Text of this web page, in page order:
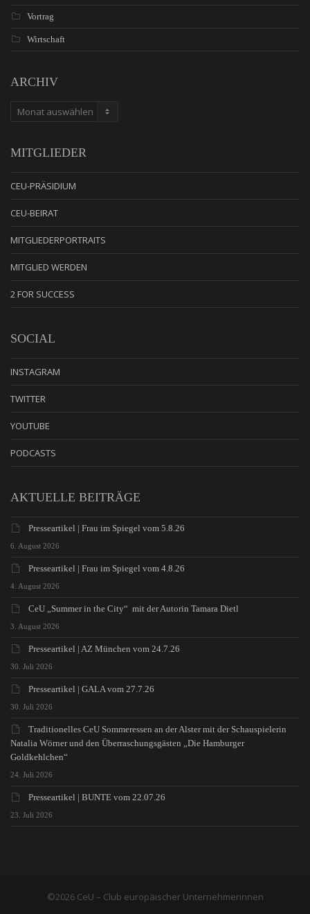
Vortrag
Wirtschaft
ARCHIV
ARCHIV
MITGLIEDER
CEU-PRÄSIDIUM
CEU-BEIRAT
MITGLIEDERPORTRAITS
MITGLIED WERDEN
2 FOR SUCCESS
SOCIAL
INSTAGRAM
TWITTER
YOUTUBE
PODCASTS
AKTUELLE BEITRÄGE
Presseartikel | Frau im Spiegel vom 5.8.26
6. August 2026
Presseartikel | Frau im Spiegel vom 4.8.26
4. August 2026
CeU „Summer in the City“ mit der Autorin Tamara Dietl
3. August 2026
Presseartikel | AZ München vom 24.7.26
30. Juli 2026
Presseartikel | GALA vom 27.7.26
30. Juli 2026
Traditionelles CeU Sommeressen an der Alster mit der Schauspielerin
Natalia Wörner und den Überraschungsgästen „Die Hamburger
Goldkehlchen“
24. Juli 2026
Presseartikel | BUNTE vom 22.07.26
23. Juli 2026
©2026 CeU – Club europäischer Unternehmerinnen